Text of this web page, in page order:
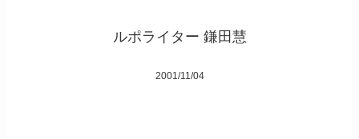
ルポライター 鎌田慧
2001/11/04